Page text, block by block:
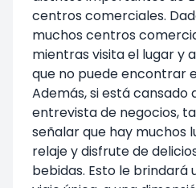
centros comerciales.
muchos centros
mientras visita el lugar y
que no puede encontrar
Además, si está cansado
entrevista de negocios,
señalar que hay muchos
relaje y disfrute de
bebidas. Esto le brindará